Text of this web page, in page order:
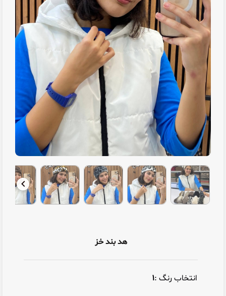
هد بند خز
انتخاب رنگ :1